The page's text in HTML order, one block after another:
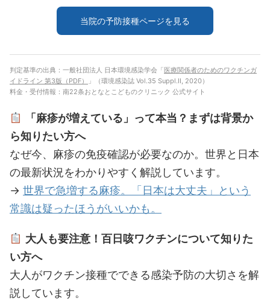
当院の予防接種ページを見る
判定基準の出典：一般社団法人 日本環境感染学会「 医療関係者のためのワクチンガ
イドライン 第3版（PDF）
」（環境感染誌 Vol.35 Suppl.II, 2020）
料金・受付情報：南22条おとなとこどものクリニック 公式サイト
「麻疹が増えている」って本当？まずは背景か
ら知りたい方へ
なぜ今、麻疹の免疫確認が必要なのか。世界と日本
の最新状況をわかりやすく解説しています。
→ 世界で急増する麻疹。「日本は大丈夫」という
常識は疑ったほうがいいかも。
大人も要注意！百日咳ワクチンについて知りた
い方へ
大人がワクチン接種でできる感染予防の大切さを解
説しています。